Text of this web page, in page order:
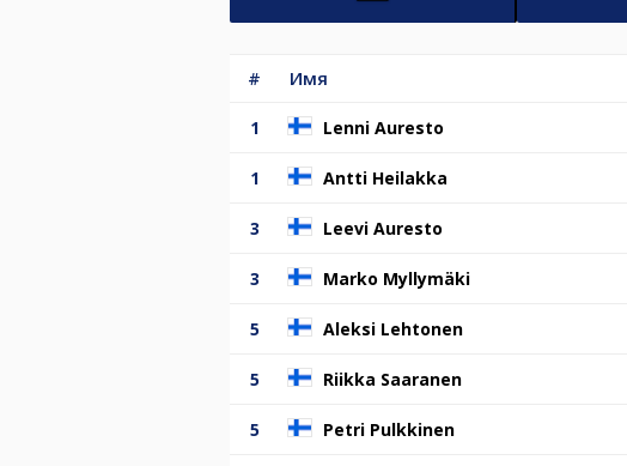
# Имя
1 Lenni Auresto
1 Antti Heilakka
3 Leevi Auresto
3 Marko Myllymäki
5 Aleksi Lehtonen
5 Riikka Saaranen
5 Petri Pulkkinen